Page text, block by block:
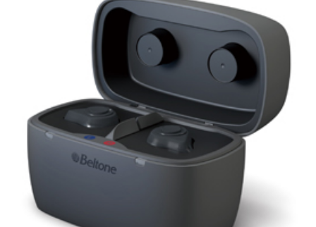
待望の充電式オーダーメイド補聴器。 毎日を輝かせる新しい
聞こえ体験。